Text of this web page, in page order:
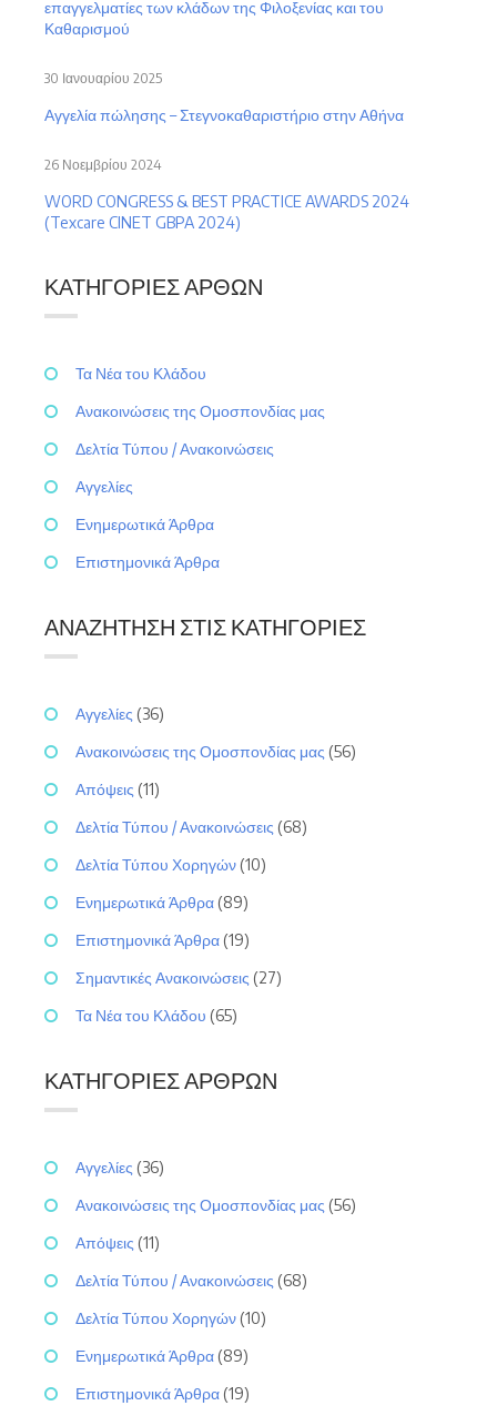
επαγγελματίες των κλάδων της Φιλοξενίας και του
Καθαρισμού
Αγγελία πώλησης – Στεγνοκαθαριστήριο στην Αθήνα
30 Ιανουαρίου 2025
WORD CONGRESS & BEST PRACTICE AWARDS 2024
(Texcare CINET GBPA 2024)
26 Νοεμβρίου 2024
ΚΑΤΗΓΟΡΊΕΣ ΆΡΘΩΝ
Τα Νέα του Κλάδου
Ανακοινώσεις της Ομοσπονδίας μας
Δελτία Τύπου / Ανακοινώσεις
Αγγελίες
Ενημερωτικά Άρθρα
Επιστημονικά Άρθρα
ΑΝΑΖΉΤΗΣΗ ΣΤΙΣ ΚΑΤΗΓΟΡΊΕΣ
Αγγελίες (36)
Ανακοινώσεις της Ομοσπονδίας μας (56)
Απόψεις (11)
Δελτία Τύπου / Ανακοινώσεις (68)
Δελτία Τύπου Χορηγών (10)
Ενημερωτικά Άρθρα (89)
Επιστημονικά Άρθρα (19)
Σημαντικές Ανακοινώσεις (27)
Τα Νέα του Κλάδου (65)
ΚΑΤΗΓΟΡΊΕΣ ΆΡΘΡΩΝ
Αγγελίες (36)
Ανακοινώσεις της Ομοσπονδίας μας (56)
Απόψεις (11)
Δελτία Τύπου / Ανακοινώσεις (68)
Δελτία Τύπου Χορηγών (10)
Ενημερωτικά Άρθρα (89)
Επιστημονικά Άρθρα (19)